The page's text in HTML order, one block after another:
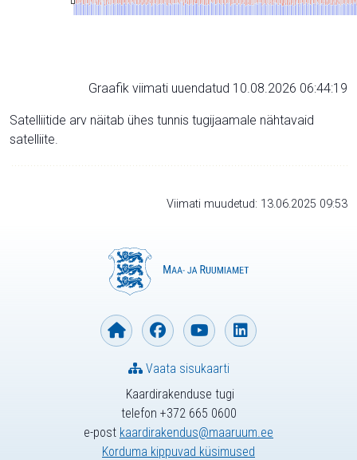
Graafik viimati uuendatud 10.08.2026 06:44:19
Satelliitide arv näitab ühes tunnis tugijaamale nähtavaid
satelliite.
Viimati muudetud: 13.06.2025 09:53
Kaardirakenduse tugi
telefon +372 665 0600
e-post kaardirakendus@maaruum.ee
Korduma kippuvad küsimused
Vaata sisukaarti